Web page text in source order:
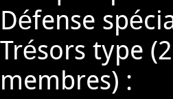
Défense
Trésors type
membres) :